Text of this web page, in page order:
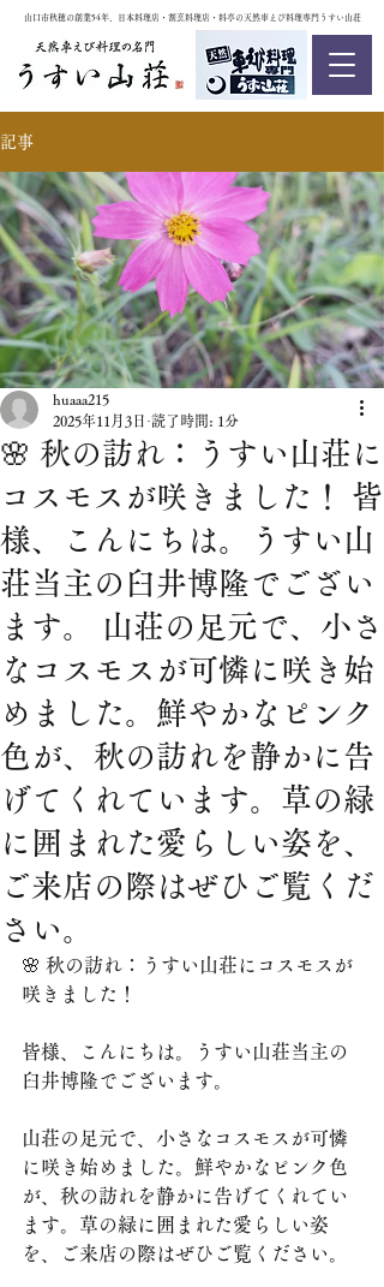
山口市秋穂の創業54年、日本料理店・割烹料理店・料亭の天然車えび料理専門うすい山荘
記事
🌸 秋の訪れ：うすい山荘に
コスモスが咲きました！ 皆
様、こんにちは。うすい山
荘当主の臼井博隆でござい
ます。 山荘の足元で、小さ
なコスモスが可憐に咲き始
めました。鮮やかなピンク
色が、秋の訪れを静かに告
げてくれています。草の緑
に囲まれた愛らしい姿を、
ご来店の際はぜひご覧くだ
さい。
huaaa215
2025年11月3日 読了時間: 1分
🌸 秋の訪れ：うすい山荘にコスモスが
咲きました！
皆様、こんにちは。うすい山荘当主の
臼井博隆でございます。
山荘の足元で、小さなコスモスが可憐
に咲き始めました。鮮やかなピンク色
が、秋の訪れを静かに告げてくれてい
ます。草の緑に囲まれた愛らしい姿
を、ご来店の際はぜひご覧ください。